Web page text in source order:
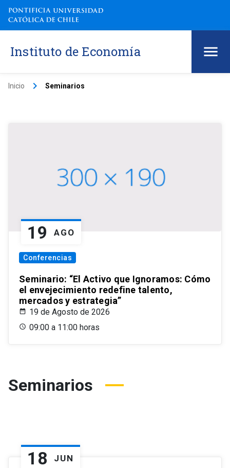
Instituto de Economía
Inicio keyboard_arrow_right Seminarios
19 AGO
Conferencias
Seminario: “El Activo que Ignoramos: Cómo
el envejecimiento redefine talento,
mercados y estrategia”
19 de Agosto de 2026
09:00 a 11:00 horas
Seminarios
18 JUN